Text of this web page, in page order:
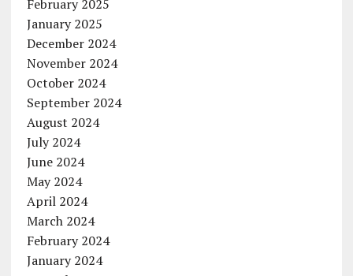
February 2025
January 2025
December 2024
November 2024
October 2024
September 2024
August 2024
July 2024
June 2024
May 2024
April 2024
March 2024
February 2024
January 2024